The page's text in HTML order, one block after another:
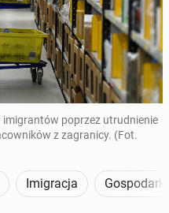
imigrantów poprzez utrudnienie
z zagranicy. (Fot.
Imigracja